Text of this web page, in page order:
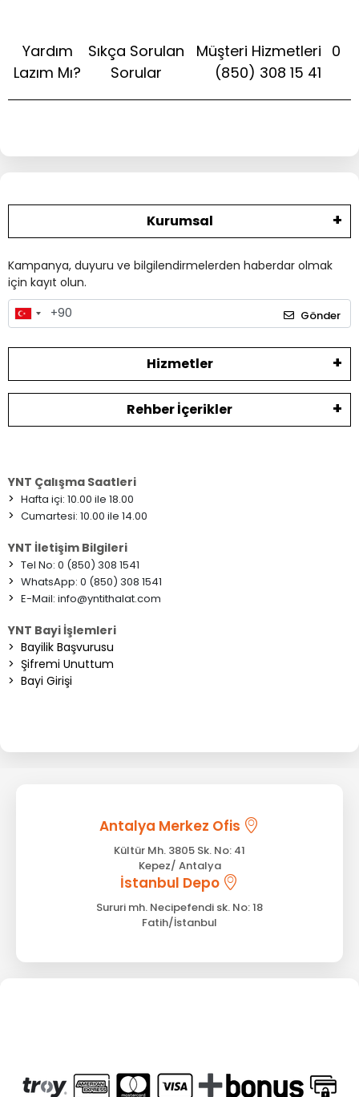
Yardım
Lazım Mı?
Sıkça Sorulan
Sorular
Müşteri Hizmetleri 0
(850) 308 15 41
Kurumsal
Kampanya, duyuru ve bilgilendirmelerden haberdar olmak
için kayıt olun.
Gönder
Hizmetler
Rehber İçerikler
YNT Çalışma Saatleri
> Hafta içi: 10.00 ile 18.00
> Cumartesi: 10.00 ile 14.00
YNT İletişim Bilgileri
> Tel No: 0 (850) 308 1541
> WhatsApp: 0 (850) 308 1541
> E-Mail: info@yntithalat.com
YNT Bayi İşlemleri
> Bayilik Başvurusu
> Şifremi Unuttum
> Bayi Girişi
Antalya Merkez Ofis
Kültür Mh. 3805 Sk. No: 41
Kepez/ Antalya
İstanbul Depo
Sururi mh. Necipefendi sk. No: 18
Fatih/İstanbul